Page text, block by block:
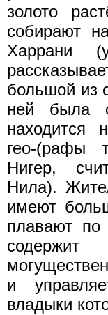
золото
собирают
Харрани
большой из
ней была
находится
гео-(рафы
Нигер,
Нила).
имеют
плавают
и
владыки